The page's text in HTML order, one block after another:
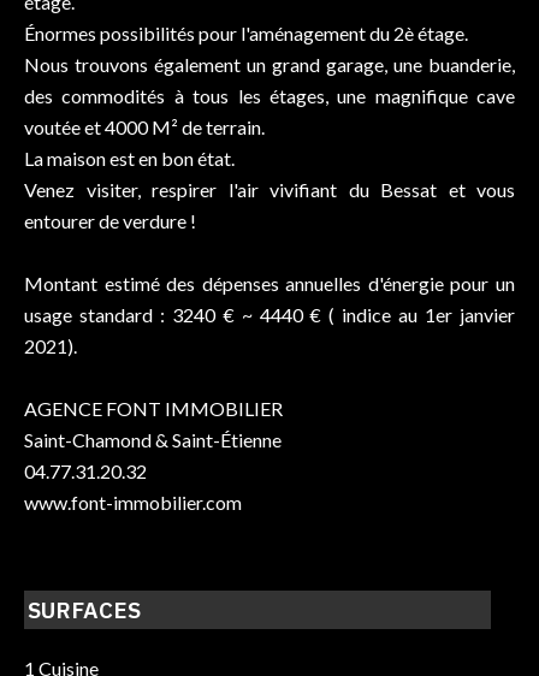
Énormes possibilités pour l'aménagement du 2è étage.
Nous trouvons également un grand garage, une buanderie,
des commodités à tous les étages, une magnifique cave
voutée et 4000 M² de terrain.
La maison est en bon état.
Venez visiter, respirer l'air vivifiant du Bessat et vous
entourer de verdure !
Montant estimé des dépenses annuelles d'énergie pour un
usage standard : 3240 € ~ 4440 € ( indice au 1er janvier
2021).
AGENCE FONT IMMOBILIER
Saint-Chamond & Saint-Étienne
04.77.31.20.32
www.font-immobilier.com
SURFACES
1 Cuisine